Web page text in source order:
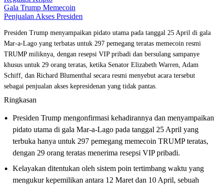
Gala Trump Memecoin
Penjualan Akses Presiden
Presiden Trump menyampaikan pidato utama pada tanggal 25 April di gala
Mar-a-Lago yang terbatas untuk 297 pemegang teratas memecoin resmi
TRUMP miliknya, dengan resepsi VIP pribadi dan bersulang sampanye
khusus untuk 29 orang teratas, ketika Senator Elizabeth Warren, Adam
Schiff, dan Richard Blumenthal secara resmi menyebut acara tersebut
sebagai penjualan akses kepresidenan yang tidak pantas.
Ringkasan
Presiden Trump mengonfirmasi kehadirannya dan menyampaikan
pidato utama di gala Mar-a-Lago pada tanggal 25 April yang
terbuka hanya untuk 297 pemegang memecoin TRUMP teratas,
dengan 29 orang teratas menerima resepsi VIP pribadi.
Kelayakan ditentukan oleh sistem poin tertimbang waktu yang
mengukur kepemilikan antara 12 Maret dan 10 April, sebuah